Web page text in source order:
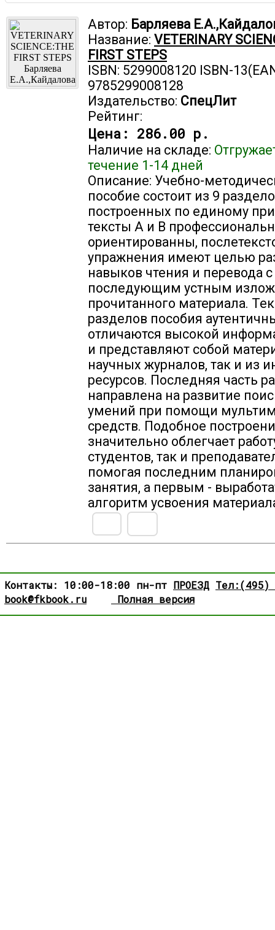
Автор: Барляева
Название: VETERINARY
FIRST STEPS
ISBN: 5299008120 ISBN-
9785299008128
Издательство: СпецЛит
Рейтинг:
Цена: 286.00 р.
Наличие на складе:
течение 1-14 дней
Описание: Учебно-
пособие состоит из 9
построенных по единому
тексты А и В
ориентированны,
упражнения имеют целью
навыков чтения и перевода с
последующим устным
прочитанного материала.
разделов пособия
отличаются высокой
и представляют собой
научных журналов, так и из
ресурсов. Последняя часть
направлена на развитие
умений при помощи
средств. Подобное
значительно облегчает
студентов, так и
помогая последним
занятия, а первым -
алгоритм усвоения
Контакты: 10:00-18:00 пн-пт ПРОЕЗД Тел:(495)
book@fkbook.ru
Полная версия